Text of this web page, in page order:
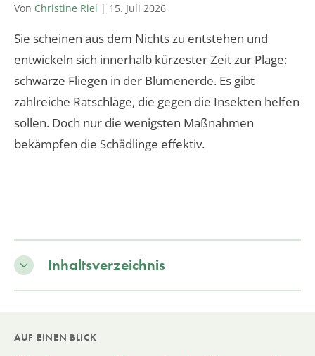
Von Christine Riel | 15. Juli 2026
Sie scheinen aus dem Nichts zu entstehen und
entwickeln sich innerhalb kürzester Zeit zur Plage:
schwarze Fliegen in der Blumenerde. Es gibt
zahlreiche Ratschläge, die gegen die Insekten helfen
sollen. Doch nur die wenigsten Maßnahmen
bekämpfen die Schädlinge effektiv.
Inhaltsverzeichnis
AUF EINEN BLICK